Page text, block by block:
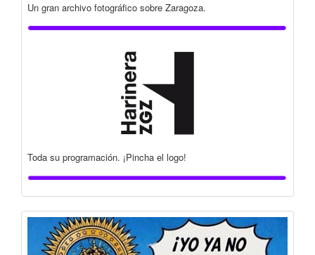
Un gran archivo fotográfico sobre Zaragoza.
Toda su programación. ¡Pincha el logo!